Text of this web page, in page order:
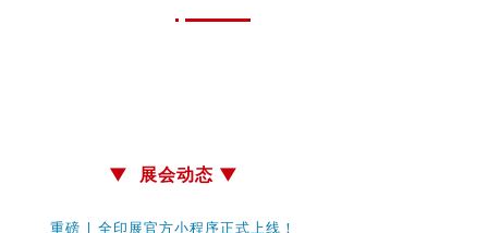
▼ 展会动态 ▼
重磅 | 全印展官方小程序正式上线！